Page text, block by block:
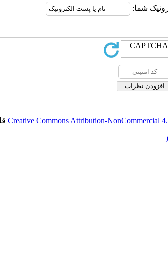
شما:
Creative Commons Attribution-NonCommercial